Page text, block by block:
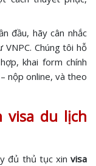
đầu, hãy cân nhắc
Chúng tôi hỗ
khai form chính
nộp online, và theo
visa du lịch
đủ thủ tục xin visa